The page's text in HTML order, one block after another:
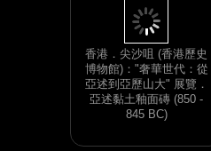
香港．尖沙咀 (香港歷史
博物館)："奢華世代：從
亞述到亞歷山大" 展覽．
845 BC)